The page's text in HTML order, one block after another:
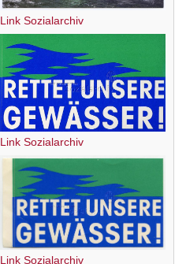
Link Sozialarchiv
Link Sozialarchiv
Link Sozialarchiv